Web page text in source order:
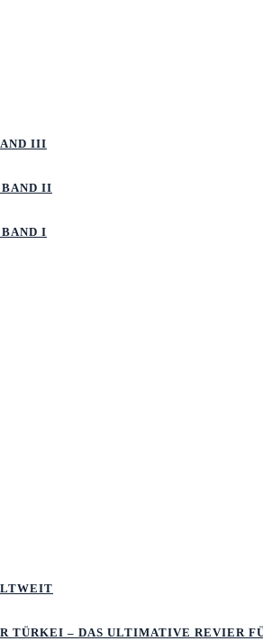
III
II
I
TÜRKEI – DAS ULTIMATIVE REVIER